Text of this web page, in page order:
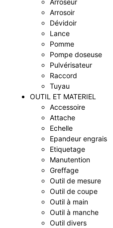
Arrosoir
Dévidoir
Lance
Pomme
Pompe doseuse
Pulvérisateur
Raccord
Tuyau
OUTIL ET MATERIEL
Accessoire
Attache
Echelle
Epandeur engrais
Etiquetage
Manutention
Greffage
Outil de mesure
Outil de coupe
Outil à main
Outil à manche
Outil divers